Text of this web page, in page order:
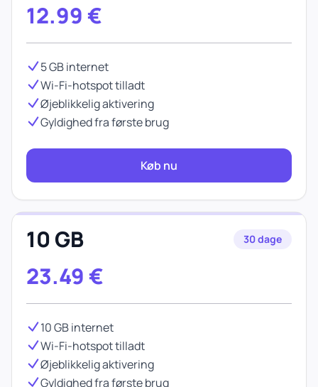
12.99 €
5 GB internet
Wi-Fi-hotspot tilladt
Øjeblikkelig aktivering
Gyldighed fra første brug
Køb nu
10 GB 30 dage
23.49 €
10 GB internet
Wi-Fi-hotspot tilladt
Øjeblikkelig aktivering
Gyldighed fra første brug